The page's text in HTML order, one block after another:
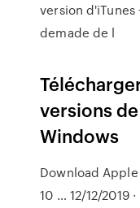
version
demade de l
versions
Windows
Download
10 … 12/12/2019